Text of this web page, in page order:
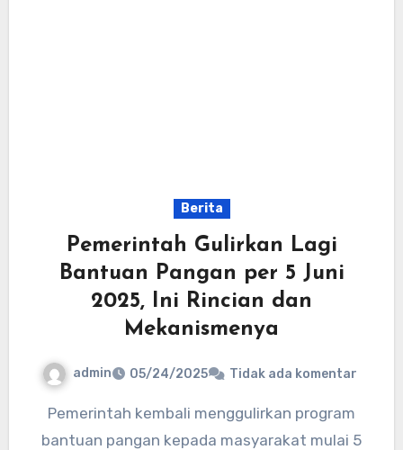
Berita
Pemerintah Gulirkan Lagi
Bantuan Pangan per 5 Juni
2025, Ini Rincian dan
Mekanismenya
admin 05/24/2025 Tidak ada komentar
Pemerintah kembali menggulirkan program
bantuan pangan kepada masyarakat mulai 5